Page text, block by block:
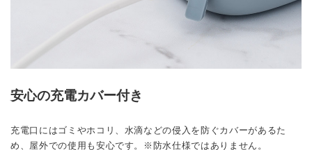
安心の充電カバー付き
充電口にはゴミやホコリ、水滴などの侵入を防ぐカバーがあるた
め、屋外での使用も安心です。※防水仕様ではありません。